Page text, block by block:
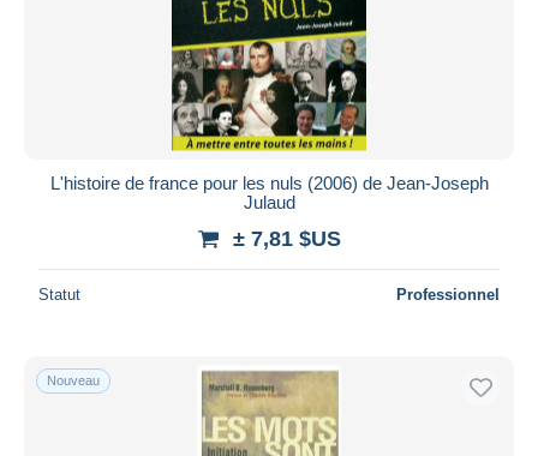
L'histoire de france pour les nuls (2006) de Jean-Joseph
Julaud
± 7,81 $US
Statut Professionnel
Nouveau